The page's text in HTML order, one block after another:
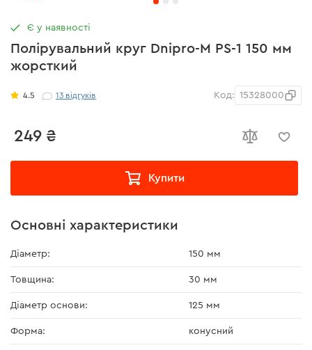
Полірувальний круг Dnipro-M PS-1 150 мм
жорсткий
4.5 13 відгуків Код: 15328000
249 ₴
Купити
Є у наявності
Основні характеристики
Діаметр: 150 мм
Товщина: 30 мм
Діаметр основи: 125 мм
Форма: конусний